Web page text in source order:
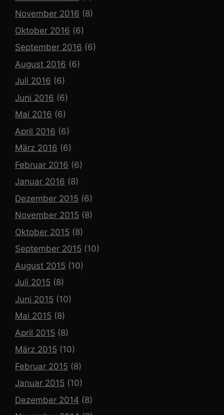
November 2016 (8)
Oktober 2016 (6)
September 2016 (6)
August 2016 (6)
Juli 2016 (6)
Juni 2016 (6)
Mai 2016 (6)
April 2016 (6)
März 2016 (6)
Februar 2016 (6)
Januar 2016 (8)
Dezember 2015 (6)
November 2015 (8)
Oktober 2015 (8)
September 2015 (10)
August 2015 (10)
Juli 2015 (8)
Juni 2015 (10)
Mai 2015 (8)
April 2015 (8)
März 2015 (10)
Februar 2015 (8)
Januar 2015 (10)
Dezember 2014 (8)